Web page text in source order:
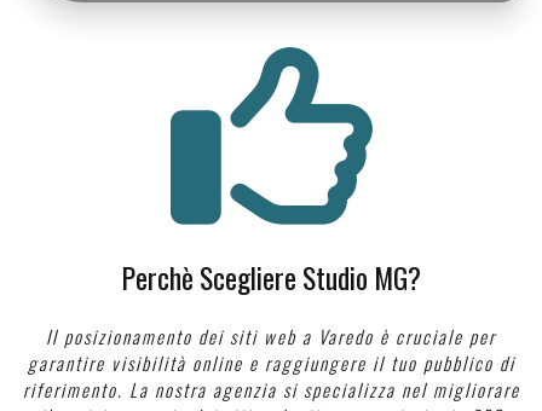
thumbs-
up
Perchè Scegliere Studio MG?
Il posizionamento dei siti web a Varedo è cruciale per
garantire visibilità online e raggiungere il tuo pubblico di
riferimento. La nostra agenzia si specializza nel migliorare